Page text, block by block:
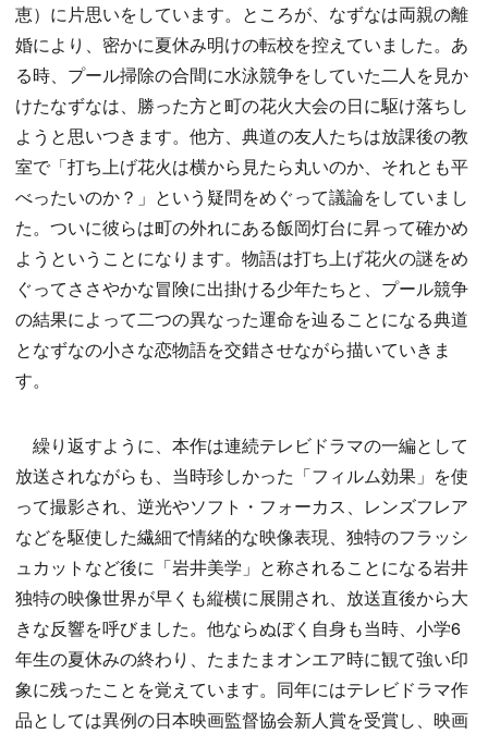
恵）に片思いをしています。ところが、なずなは両親の離
婚により、密かに夏休み明けの転校を控えていました。あ
る時、プール掃除の合間に水泳競争をしていた二人を見か
けたなずなは、勝った方と町の花火大会の日に駆け落ちし
ようと思いつきます。他方、典道の友人たちは放課後の教
室で「打ち上げ花火は横から見たら丸いのか、それとも平
べったいのか？」という疑問をめぐって議論をしていまし
た。ついに彼らは町の外れにある飯岡灯台に昇って確かめ
ようということになります。物語は打ち上げ花火の謎をめ
ぐってささやかな冒険に出掛ける少年たちと、プール競争
の結果によって二つの異なった運命を辿ることになる典道
となずなの小さな恋物語を交錯させながら描いていきま
す。
繰り返すように、本作は連続テレビドラマの一編として
放送されながらも、当時珍しかった「フィルム効果」を使
って撮影され、逆光やソフト・フォーカス、レンズフレア
などを駆使した繊細で情緒的な映像表現、独特のフラッシ
ュカットなど後に「岩井美学」と称されることになる岩井
独特の映像世界が早くも縦横に展開され、放送直後から大
きな反響を呼びました。他ならぬぼく自身も当時、小学6
年生の夏休みの終わり、たまたまオンエア時に観て強い印
象に残ったことを覚えています。同年にはテレビドラマ作
品としては異例の日本映画監督協会新人賞を受賞し、映画